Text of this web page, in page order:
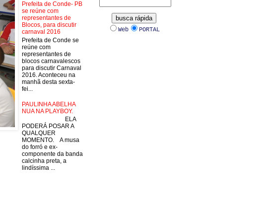
Prefeita de Conde- PB
se reúne com
representantes de
Blocos, para discutir
carnaval 2016
Prefeita de Conde se
reúne com
representantes de
blocos carnavalescos
para discutir Carnaval
2016. Aconteceu na
manhã desta sexta-
fei...
PAULINHA ABELHA
NUA NA PLAYBOY.
ELA
PODERÁ POSAR A
QUALQUER
MOMENTO. A musa
do forró e ex-
componente da banda
calcinha preta, a
lindíssima ...
Web PORTAL